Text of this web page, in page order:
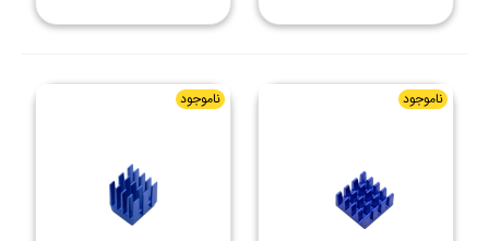
ناموجود ناموجود